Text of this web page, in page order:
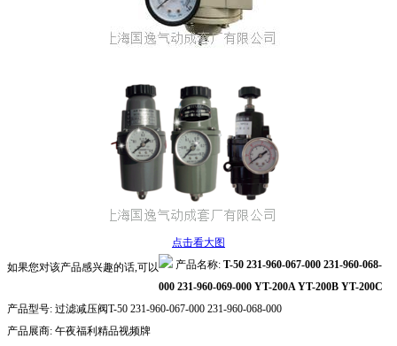
点击看大图
如果您对该产品感兴趣的话,可以
产品名称: T-50 231-960-067-000 231-960-068-
000 231-960-069-000 YT-200A YT-200B YT-200C
产品型号: 过滤减压阀T-50 231-960-067-000 231-960-068-000
产品展商: 午夜福利精品视频牌